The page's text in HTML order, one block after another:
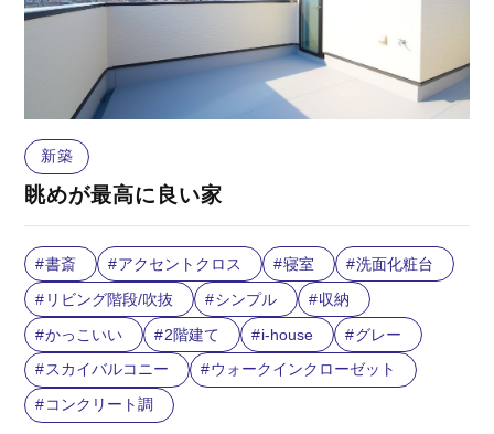
新築
眺めが最高に良い家
書斎 アクセントクロス 寝室
洗面化粧台
リビング階段/吹抜
シンプル
収納
かっこいい
2階建て i-house
グレー
スカイバルコニー
ウォークインクローゼット
コンクリート調